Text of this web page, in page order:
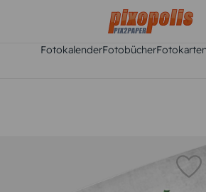
FotokalenderFotobücherFotokarten